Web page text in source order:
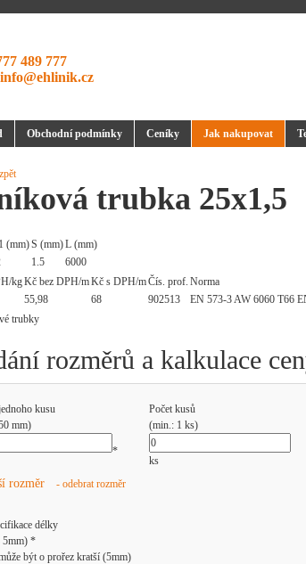
489 777
info@ehlinik.cz
Obchodní podmínky Ceníky Jak nakupovat
trubka 25x1,5
(mm)S (mm)L (mm)
1.5
6000
kgKč bez DPH/mKč s DPH/mČís. prof. Norma
55,98 68 902513 EN 573-3 AW 6060 T66
rozměrů a kalkulace
kusu
mm)
Počet kusů
(min.: 1 ks)
*
ks
rozměr - odebrat rozměr
délky
5mm) *
být o prořez kratší (5mm)